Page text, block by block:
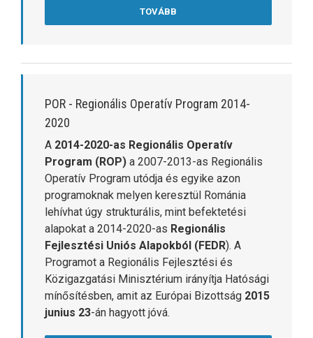
TOVÁBB
POR - Regionális Operatív Program 2014-
2020
A 2014-2020-as Regionális Operatív
Program (ROP) a 2007-2013-as Regionális
Operatív Program utódja és egyike azon
programoknak melyen keresztül Románia
lehívhat úgy strukturális, mint befektetési
alapokat a 2014-2020-as Regionális
Fejlesztési Uniós Alapokból (FEDR). A
Programot a Regionális Fejlesztési és
Közigazgatási Minisztérium irányítja Hatósági
mínősítésben, amit az Európai Bizottság 2015
junius 23-án hagyott jóvá.